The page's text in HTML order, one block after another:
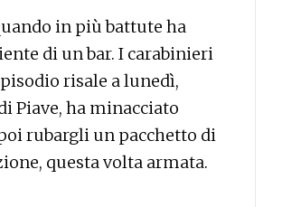
in più battute ha
di un bar. I carabinieri
risale a lunedì,
Piave, ha minacciato
rubargli un pacchetto di
questa volta armata.